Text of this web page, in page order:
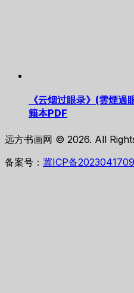
《云烟过眼录》(雲煙
籍本PDF
远方书画网 © 2026. All
备案号： 冀ICP备